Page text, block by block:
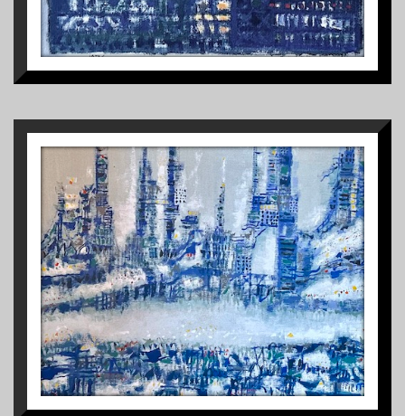
1
CIDADE À BEIRA RIO
1984